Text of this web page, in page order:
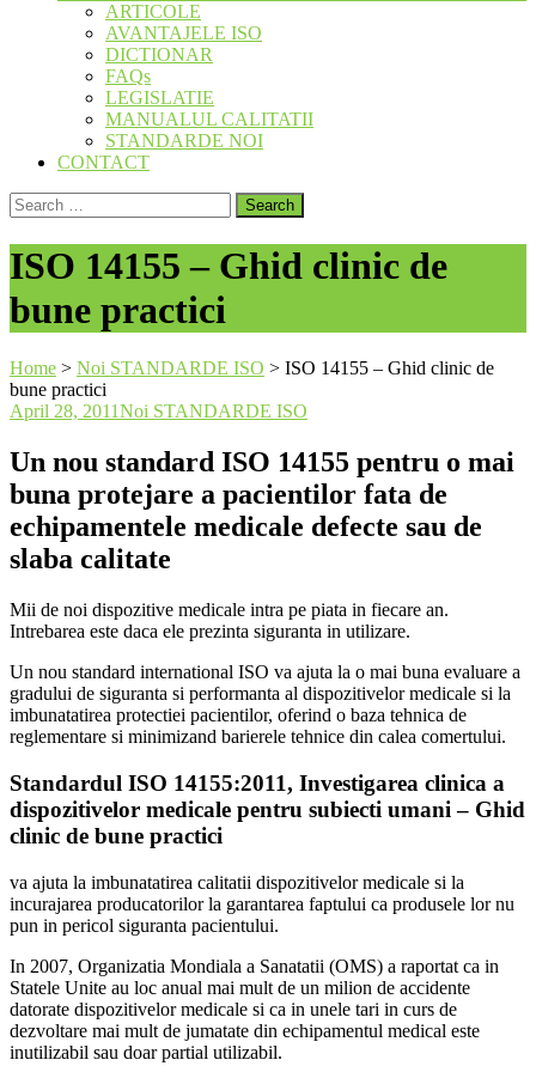
ARTICOLE
AVANTAJELE ISO
DICTIONAR
FAQs
LEGISLATIE
MANUALUL CALITATII
STANDARDE NOI
CONTACT
Search
for:
ISO 14155 – Ghid clinic de
bune practici
Home > Noi STANDARDE ISO > ISO 14155 – Ghid clinic de
bune practici
April 28, 2011Noi STANDARDE ISO
Un nou standard ISO 14155 pentru o mai
buna protejare a pacientilor fata de
echipamentele medicale defecte sau de
slaba calitate
Mii de noi dispozitive medicale intra pe piata in fiecare an.
Intrebarea este daca ele prezinta siguranta in utilizare.
Un nou standard international ISO va ajuta la o mai buna evaluare a
gradului de siguranta si performanta al dispozitivelor medicale si la
imbunatatirea protectiei pacientilor, oferind o baza tehnica de
reglementare si minimizand barierele tehnice din calea comertului.
Standardul ISO 14155:2011, Investigarea clinica a
dispozitivelor medicale pentru subiecti umani – Ghid
clinic de bune practici
va ajuta la imbunatatirea calitatii dispozitivelor medicale si la
incurajarea producatorilor la garantarea faptului ca produsele lor nu
pun in pericol siguranta pacientului.
In 2007, Organizatia Mondiala a Sanatatii (OMS) a raportat ca in
Statele Unite au loc anual mai mult de un milion de accidente
datorate dispozitivelor medicale si ca in unele tari in curs de
dezvoltare mai mult de jumatate din echipamentul medical este
inutilizabil sau doar partial utilizabil.